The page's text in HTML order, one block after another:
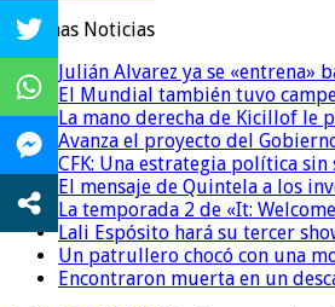
Ultimas Noticias
Julián Alvarez ya se «entrena»
El Mundial también tuvo
La mano derecha de Kicillof le
Avanza el proyecto del
CFK: Una estrategia política
El mensaje de Quintela a los
La temporada 2 de «It:
Lali Espósito hará su tercer
Un patrullero chocó con una
Encontraron muerta en un